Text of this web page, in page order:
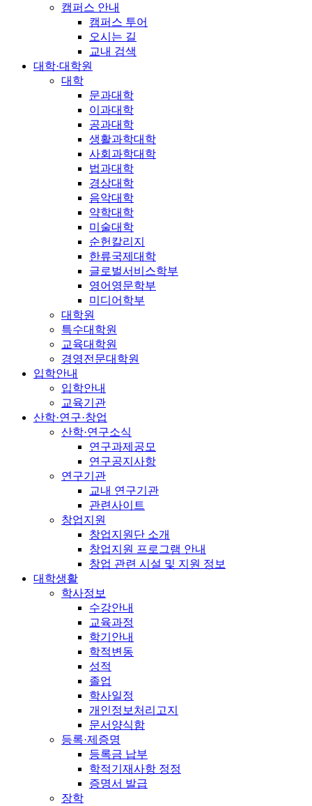
캠퍼스 안내
캠퍼스 투어
오시는 길
교내 검색
대학·대학원
대학
문과대학
이과대학
공과대학
생활과학대학
사회과학대학
법과대학
경상대학
음악대학
약학대학
미술대학
순헌칼리지
한류국제대학
글로벌서비스학부
영어영문학부
미디어학부
대학원
특수대학원
교육대학원
경영전문대학원
입학안내
입학안내
교육기관
산학·연구·창업
산학·연구소식
연구과제공모
연구공지사항
연구기관
교내 연구기관
관련사이트
창업지원
창업지원단 소개
창업지원 프로그램 안내
창업 관련 시설 및 지원 정보
대학생활
학사정보
수강안내
교육과정
학기안내
학적변동
성적
졸업
학사일정
개인정보처리고지
문서양식함
등록·제증명
등록금 납부
학적기재사항 정정
증명서 발급
장학